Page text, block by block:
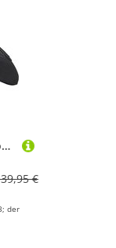
Black Diamond Damen Method S Climbing Schuhe
€
der